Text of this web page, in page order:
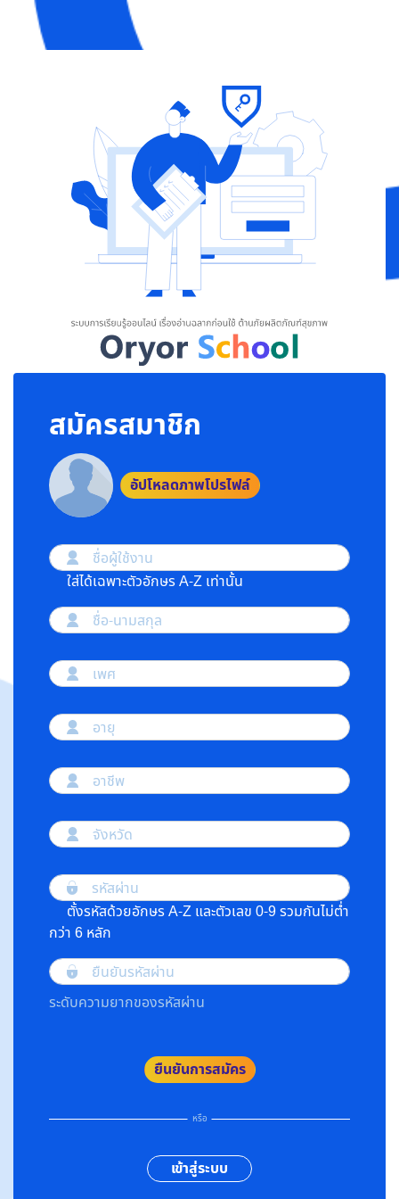
สมัครสมาชิก
อัปโหลดภาพโปรไฟล์
ใส่ได้เฉพาะตัวอักษร A-Z เท่านั้น
ชื่อผู้ใช้งาน
ชื่อ-นามสกุล
เพศ
อายุ
อาชีพ
จังหวัด
ตั้งรหัสด้วยอักษร A-Z และตัวเลข 0-9 รวมกันไม่ต่ำ
กว่า 6 หลัก
รหัสผ่าน
ยืนยันรหัสผ่าน
ระดับความยากของรหัสผ่าน
ยืนยันการสมัคร
หรือ
เข้าสู่ระบบ